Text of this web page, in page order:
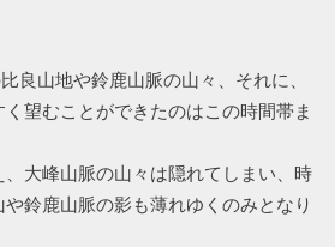
良山地や鈴鹿山脈の山々、それに、
望むことができたのはこの時間帯ま
大峰山脈の山々は隠れてしまい、時
鈴鹿山脈の影も薄れゆくのみとなり